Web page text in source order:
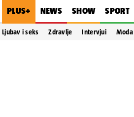
PLUS+ NEWS SHOW SPORT
Ljubav i seks Zdravlje Intervjui Moda